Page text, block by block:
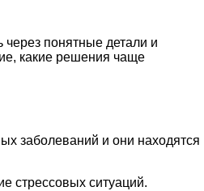
понятные детали и
какие решения чаще
заболеваний и они находятся
стрессовых ситуаций.